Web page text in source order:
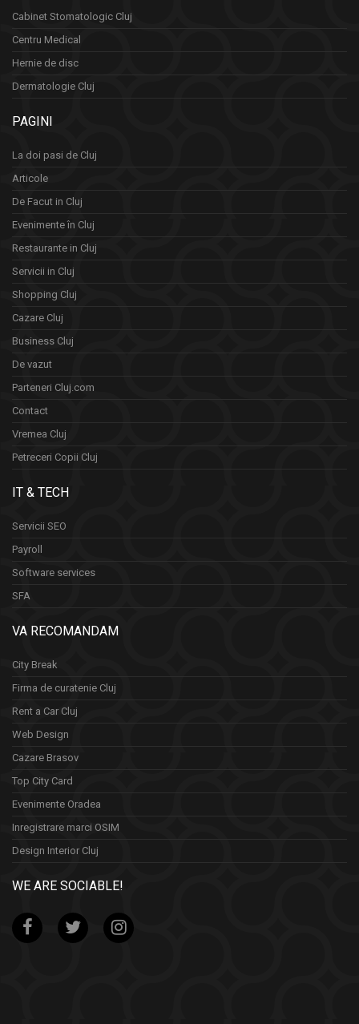
Cabinet Stomatologic Cluj
Centru Medical
Hernie de disc
Dermatologie Cluj
PAGINI
La doi pasi de Cluj
Articole
De Facut in Cluj
Evenimente în Cluj
Restaurante in Cluj
Servicii in Cluj
Shopping Cluj
Cazare Cluj
Business Cluj
De vazut
Parteneri Cluj.com
Contact
Vremea Cluj
Petreceri Copii Cluj
IT & TECH
Servicii SEO
Payroll
Software services
SFA
VA RECOMANDAM
City Break
Firma de curatenie Cluj
Rent a Car Cluj
Web Design
Cazare Brasov
Top City Card
Evenimente Oradea
Inregistrare marci OSIM
Design Interior Cluj
WE ARE SOCIABLE!